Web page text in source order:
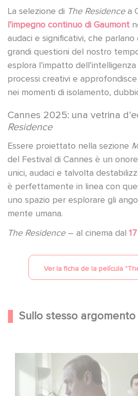
La selezione di The Residencea
l’impegno continuo di Gaumont
audaci e significativi, che
grandi questioni del nostro
esplora l’impatto
processi creativi e
nei momenti di isolamento,
Cannes 2025: una vetrina
Residence
Essere proiettato nella sezione
del Festival di Cannes è un
unici, audaci e talvolta
è perfettamente in linea con
uno spazio per esplorare gli
mente umana.
The Residence– al cinema dal
Ver la ficha de la película "
Sullo stesso argomento
Between power, secrets, and
who is really pulling the strings.